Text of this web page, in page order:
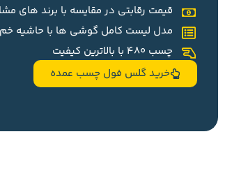
قیمت رقابتی در مقایسه با برند های
مدل لیست کامل گوشی ها با حاشیه خم
چسب 480 با بالاترین کیفیت
خرید گلس فول چسب عمده